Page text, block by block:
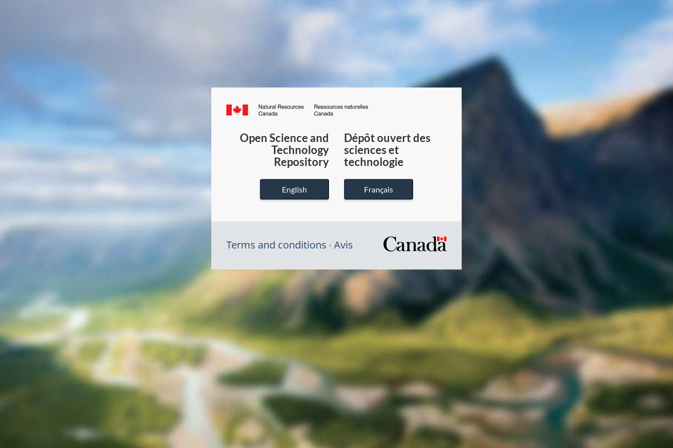
Canada.ca
du
Canada
Open Science and
Technology
Repository
English
Dépôt ouvert des
sciences et
technologie
Français
Terms and conditions Avis
/
gouvernement
du